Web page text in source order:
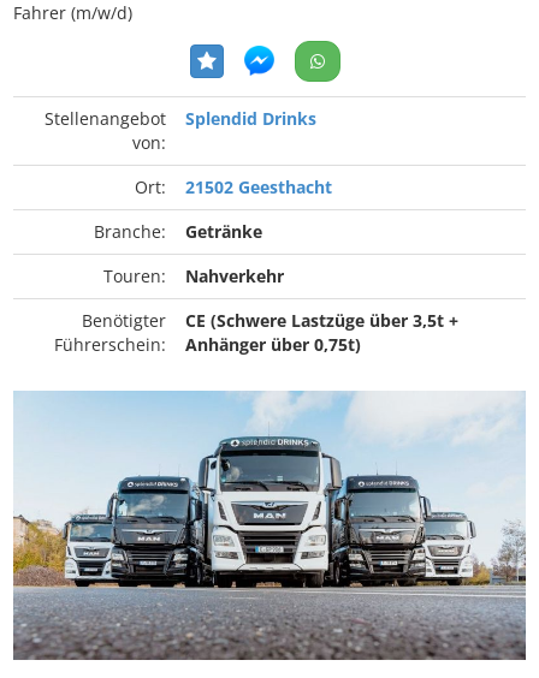
Fahrer (m/w/d)
Stellenangebot
von:
Splendid Drinks
Ort:
21502 Geesthacht
Branche:
Getränke
Touren:
Nahverkehr
Benötigter
Führerschein:
CE (Schwere Lastzüge über 3,5t +
Anhänger über 0,75t)